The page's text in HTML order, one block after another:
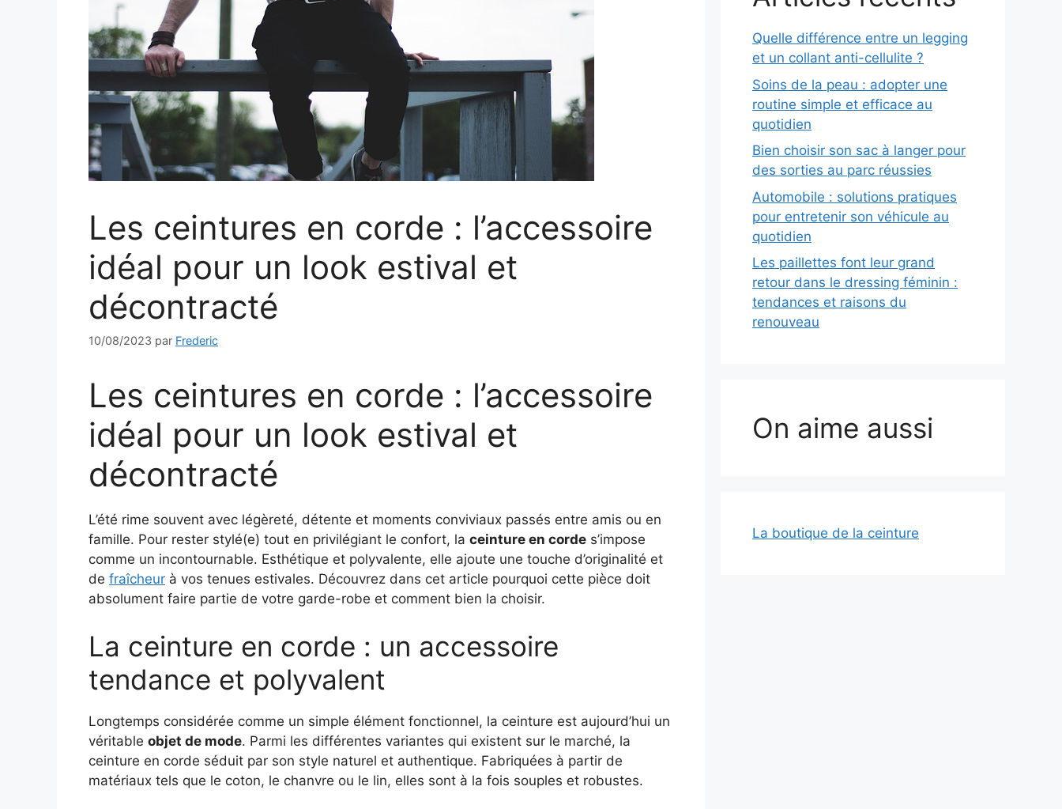
Les ceintures en corde : l’accessoire
idéal pour un look estival et
décontracté
10/08/2023 par Frederic
Les ceintures en corde : l’accessoire
idéal pour un look estival et
décontracté
L’été rime souvent avec légèreté, détente et moments conviviaux passés entre amis ou en
famille. Pour rester stylé(e) tout en privilégiant le confort, la ceinture en corde s’impose
comme un incontournable. Esthétique et polyvalente, elle ajoute une touche d’originalité et
de fraîcheur à vos tenues estivales. Découvrez dans cet article pourquoi cette pièce doit
absolument faire partie de votre garde-robe et comment bien la choisir.
La ceinture en corde : un accessoire
tendance et polyvalent
Longtemps considérée comme un simple élément fonctionnel, la ceinture est aujourd’hui un
véritable objet de mode. Parmi les différentes variantes qui existent sur le marché, la
ceinture en corde séduit par son style naturel et authentique. Fabriquées à partir de
matériaux tels que le coton, le chanvre ou le lin, elles sont à la fois souples et robustes.
Quelle différence entre un legging
et un collant anti-cellulite ?
Soins de la peau : adopter une
routine simple et efficace au
quotidien
Bien choisir son sac à langer pour
des sorties au parc réussies
Automobile : solutions pratiques
pour entretenir son véhicule au
quotidien
Les paillettes font leur grand
retour dans le dressing féminin :
tendances et raisons du
renouveau
On aime aussi
La boutique de la ceinture